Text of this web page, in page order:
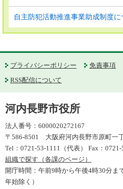
自主防犯活動推進事業助成制度に
プライバシーポリシー 免責事項
RSS配信について
河内長野市役所
法人番号：6000020272167
〒586-8501 大阪府河内長野市原町一
Tel：0721-53-1111（代表） Fax：0721-
組織で探す（各課のページ）
開庁時間：午前9時から午後4時30分ま
年始除く）